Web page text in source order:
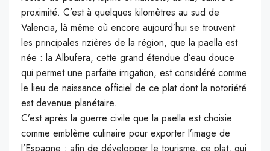
proximité. C’est à quelques kilomètres au sud de
Valencia, là même où encore aujourd’hui se trouvent
les principales rizières de la région, que la paella est
née : la Albufera, cette grand étendue d’eau douce
qui permet une parfaite irrigation, est considéré comme
le lieu de naissance officiel de ce plat dont la notoriété
est devenue planétaire.
C’est après la guerre civile que la paella est choisie
comme emblème culinaire pour exporter l’image de
l’Espagne : afin de développer le tourisme, ce plat, qui